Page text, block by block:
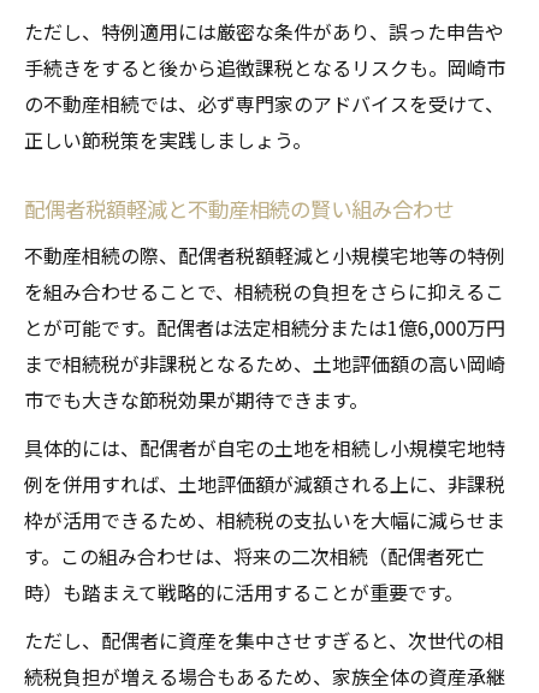
ただし、特例適用には厳密な条件があり、誤った申告や
手続きをすると後から追徴課税となるリスクも。岡崎市
の不動産相続では、必ず専門家のアドバイスを受けて、
正しい節税策を実践しましょう。
配偶者税額軽減と不動産相続の賢い組み合わせ
不動産相続の際、配偶者税額軽減と小規模宅地等の特例
を組み合わせることで、相続税の負担をさらに抑えるこ
とが可能です。配偶者は法定相続分または1億6,000万円
まで相続税が非課税となるため、土地評価額の高い岡崎
市でも大きな節税効果が期待できます。
具体的には、配偶者が自宅の土地を相続し小規模宅地特
例を併用すれば、土地評価額が減額される上に、非課税
枠が活用できるため、相続税の支払いを大幅に減らせま
す。この組み合わせは、将来の二次相続（配偶者死亡
時）も踏まえて戦略的に活用することが重要です。
ただし、配偶者に資産を集中させすぎると、次世代の相
続税負担が増える場合もあるため、家族全体の資産承継